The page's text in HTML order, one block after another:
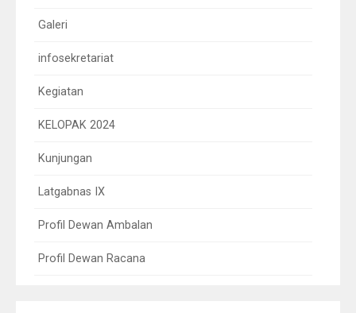
Galeri
infosekretariat
Kegiatan
KELOPAK 2024
Kunjungan
Latgabnas IX
Profil Dewan Ambalan
Profil Dewan Racana